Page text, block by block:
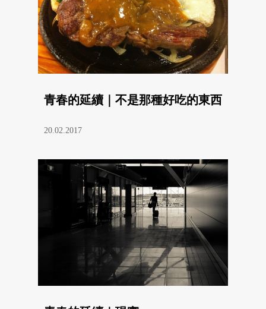
青春的延續｜不是那種好吃的東西
20.02.2017